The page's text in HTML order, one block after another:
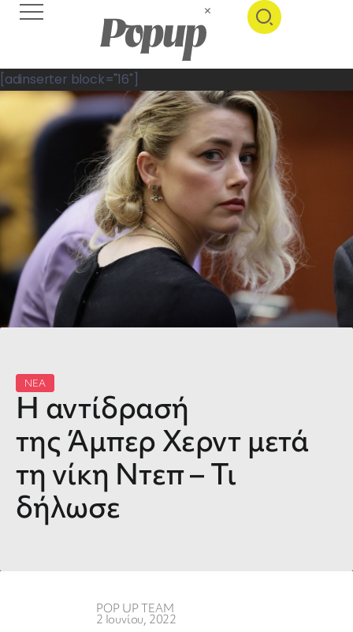
[adinserter block="16"]
ΝΕΑ
Η αντίδρασή
της Άμπερ Χερντ μετά
τη νίκη Ντεπ – Τι
δήλωσε
POP UP TEAM
2 Ιουνίου, 2022